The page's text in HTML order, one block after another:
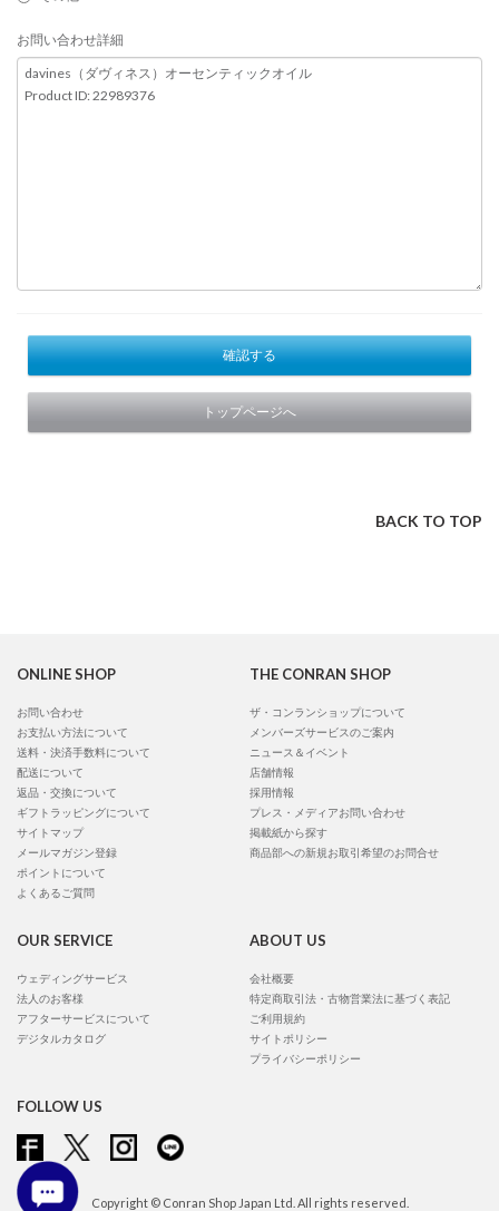
お問い合わせ詳細
確認する
トップページへ
BACK TO TOP
ONLINE SHOP
お問い合わせ
お支払い方法について
送料・決済手数料について
配送について
返品・交換について
ギフトラッピングについて
サイトマップ
メールマガジン登録
ポイントについて
よくあるご質問
THE CONRAN SHOP
ザ・コンランショップについて
メンバーズサービスのご案内
ニュース＆イベント
店舗情報
採用情報
プレス・メディアお問い合わせ
掲載紙から探す
商品部への新規お取引希望のお問合せ
OUR SERVICE
ウェディングサービス
法人のお客様
アフターサービスについて
デジタルカタログ
ABOUT US
会社概要
特定商取引法・古物営業法に基づく表記
ご利用規約
サイトポリシー
プライバシーポリシー
FOLLOW US
Copyright © Conran Shop Japan Ltd. All rights reserved.